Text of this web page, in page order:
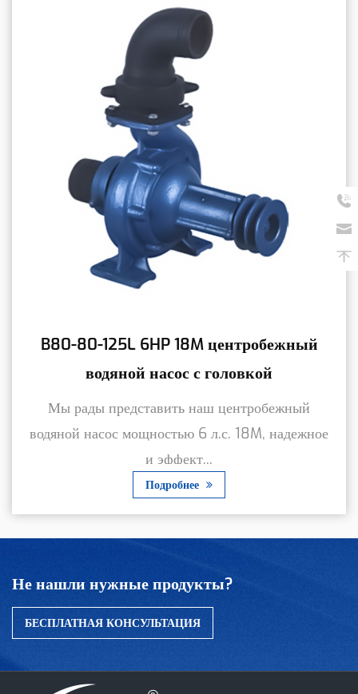
B80-80-125L 6HP 18M центробежный
водяной насос с головкой
Мы рады представить наш центробежный
водяной насос мощностью 6 л.с. 18M, надежное
и эффект...
Подробнее
Не нашли нужные продукты?
БЕСПЛАТНАЯ КОНСУЛЬТАЦИЯ